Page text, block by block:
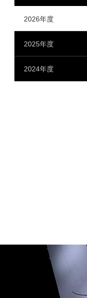
2026年度
2025年度
2024年度